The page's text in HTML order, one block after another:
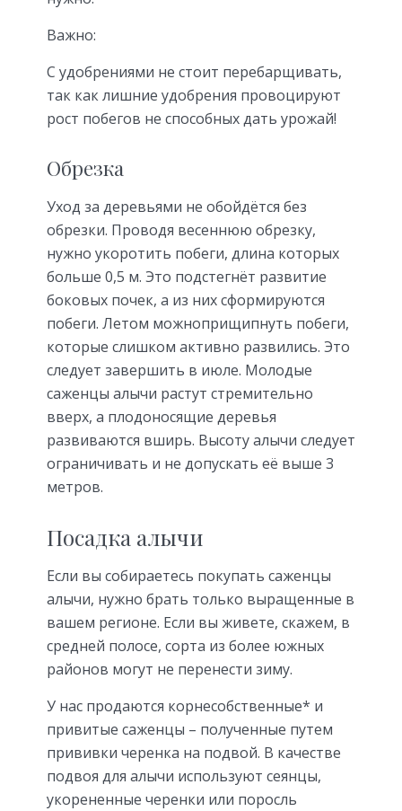
Важно:
С удобрениями не стоит перебарщивать,
так как лишние удобрения провоцируют
рост побегов не способных дать урожай!
Обрезка
Уход за деревьями не обойдётся без
обрезки. Проводя весеннюю обрезку,
нужно укоротить побеги, длина которых
больше 0,5 м. Это подстегнёт развитие
боковых почек, а из них сформируются
побеги. Летом можноприщипнуть побеги,
которые слишком активно развились. Это
следует завершить в июле. Молодые
саженцы алычи растут стремительно
вверх, а плодоносящие деревья
развиваются вширь. Высоту алычи следует
ограничивать и не допускать её выше 3
метров.
Посадка алычи
Если вы собираетесь покупать саженцы
алычи, нужно брать только выращенные в
вашем регионе. Если вы живете, скажем, в
средней полосе, сорта из более южных
районов могут не перенести зиму.
У нас продаются корнесобственные* и
привитые саженцы – полученные путем
прививки черенка на подвой. В качестве
подвоя для алычи используют сеянцы,
укорененные черенки или поросль